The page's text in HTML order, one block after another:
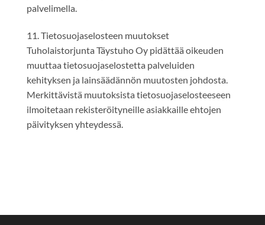
palvelimella.
11. Tietosuojaselosteen muutokset
Tuholaistorjunta Täystuho Oy pidättää oikeuden
muuttaa tietosuojaselostetta palveluiden
kehityksen ja lainsäädännön muutosten johdosta.
Merkittävistä muutoksista tietosuojaselosteeseen
ilmoitetaan rekisteröityneille asiakkaille ehtojen
päivityksen yhteydessä.